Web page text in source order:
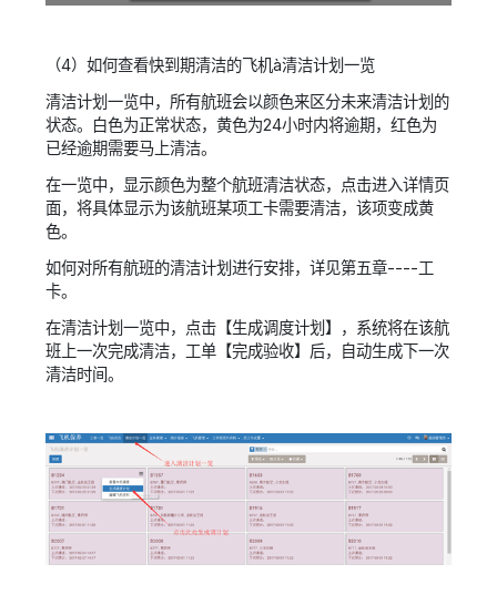
（4）如何查看快到期清洁的飞机à清洁计划一览
清洁计划一览中，所有航班会以颜色来区分未来清洁计划的
状态。白色为正常状态，黄色为24小时内将逾期，红色为
已经逾期需要马上清洁。
在一览中，显示颜色为整个航班清洁状态，点击进入详情页
面，将具体显示为该航班某项工卡需要清洁，该项变成黄
色。
如何对所有航班的清洁计划进行安排，详见第五章----工
卡。
在清洁计划一览中，点击【生成调度计划】，系统将在该航
班上一次完成清洁，工单【完成验收】后，自动生成下一次
清洁时间。